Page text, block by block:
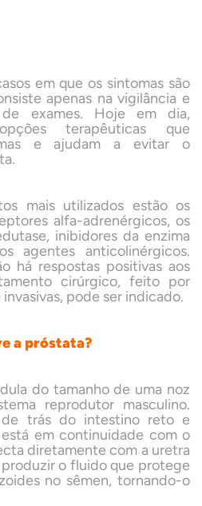
em que os sintomas são
apenas na vigilância e
de exames. Hoje em dia,
terapêuticas que
e ajudam a evitar o
mais utilizados estão os
alfa-adrenérgicos, os
inibidores da enzima
agentes anticolinérgicos.
há respostas positivas aos
cirúrgico, feito por
pode ser indicado.
a próstata?
do tamanho de uma noz
reprodutor masculino.
de trás do intestino reto e
em continuidade com o
diretamente com a uretra
o fluido que protege
no sêmen, tornando-o